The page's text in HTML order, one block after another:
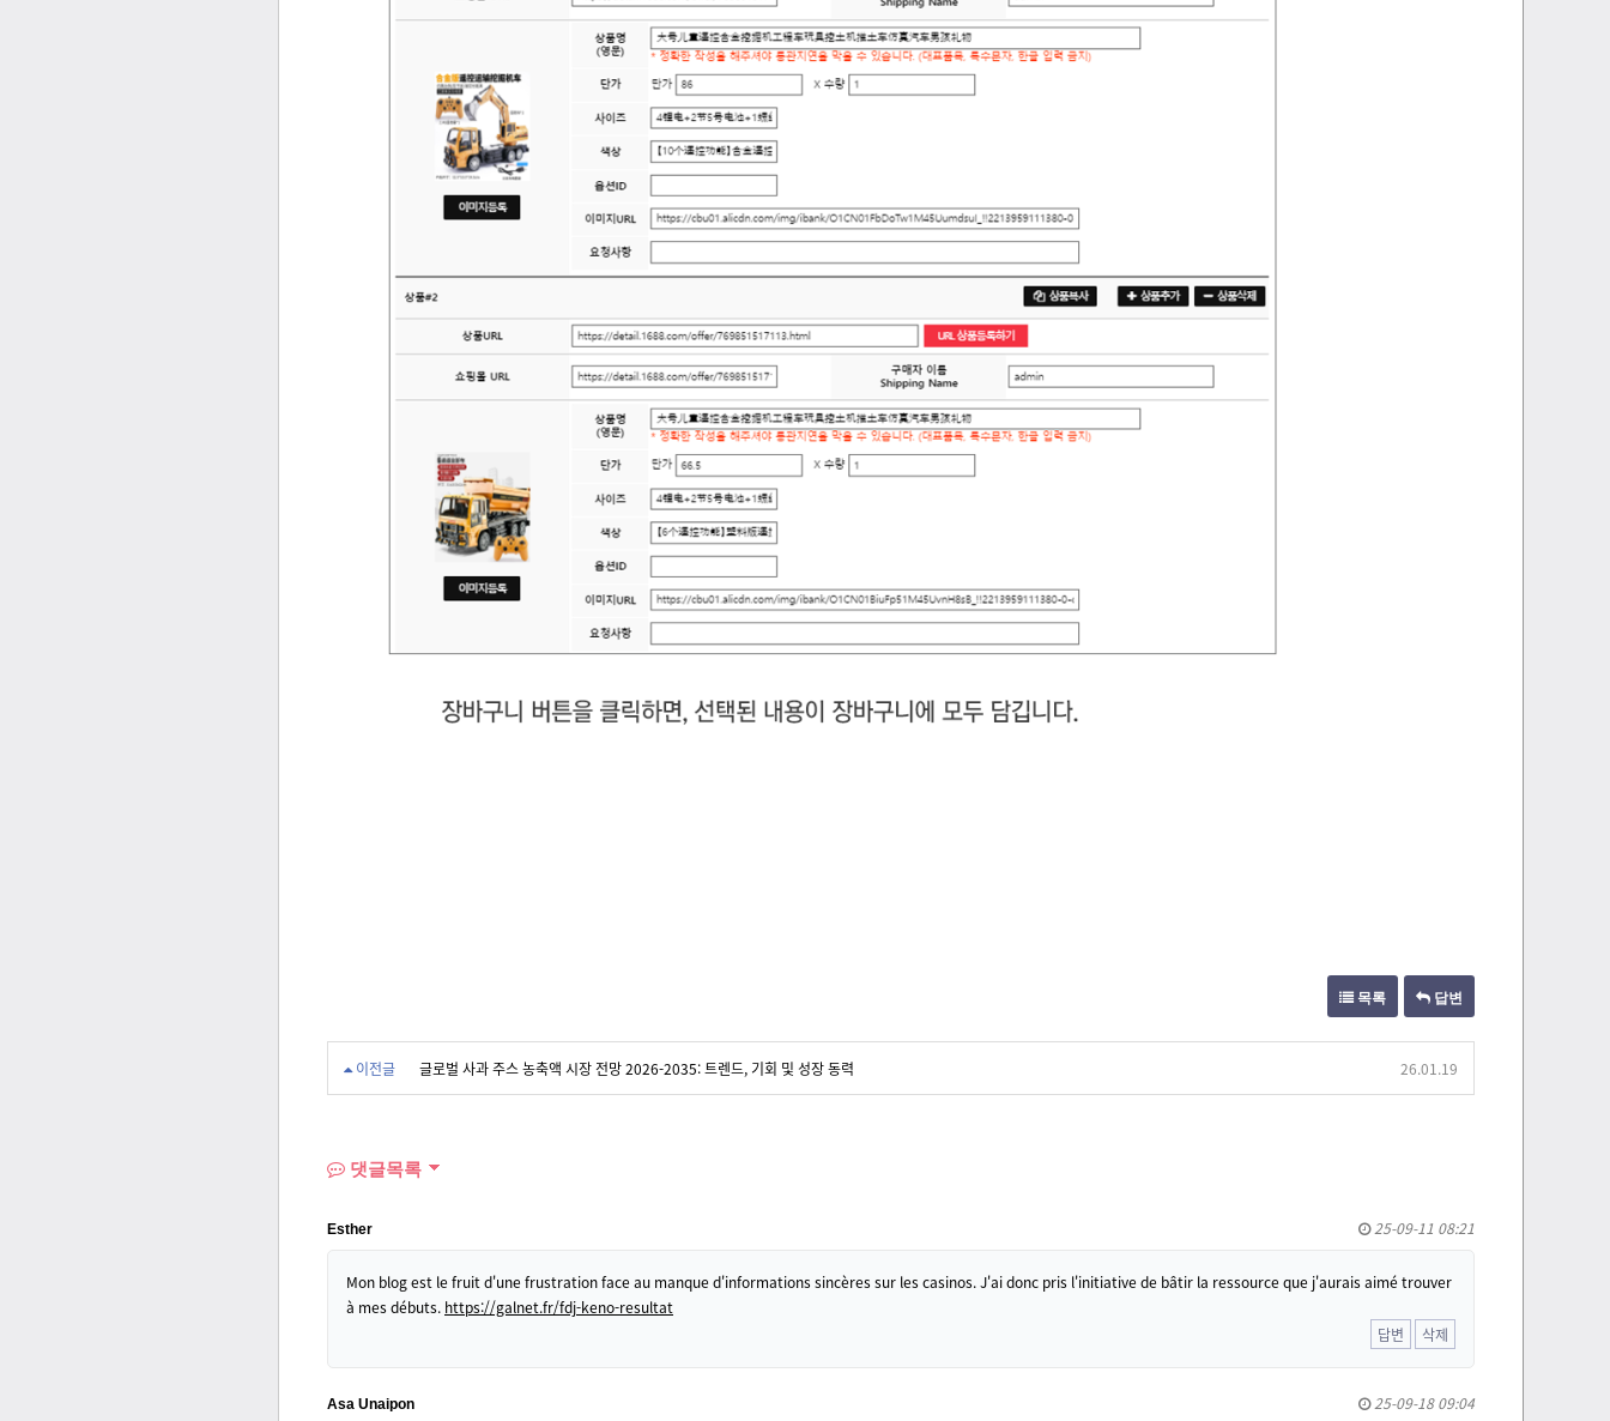
목록 답변
이전글 글로벌 사과 주스 농축액 시장 전망 2026-2035: 트렌드, 기회 및 성장 동력 26.01.19
댓글목록
Esther 25-09-11 08:21
Mon blog est le fruit d'une frustration face au manque d'informations sincères sur les casinos. J'ai donc pris l'initiative de bâtir la ressource que j'aurais aimé trouver
à mes débuts. https://galnet.fr/fdj-keno-resultat
답변
삭제
Asa Unaipon 25-09-18 09:04